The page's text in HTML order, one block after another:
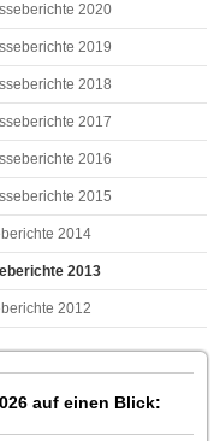
2020
2019
2018
2017
2016
2015
2014
2013
2012
auf einen Blick: